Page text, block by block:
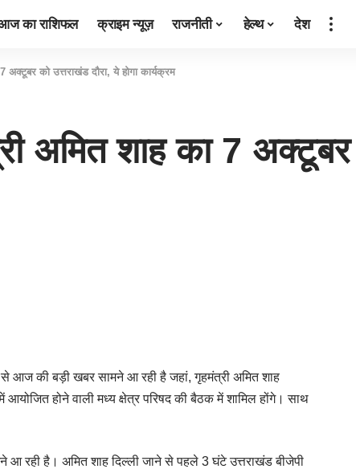
का राशिफल क्राइम न्यूज़ राजनीती हेल्थ देश
को उत्तराखंड दौरा, ये होगा कार्यक्रम
शाह का 7 अक्टूबर
से आज की बड़ी खबर सामने आ रही है जहां, गृहमंत्री अमित शाह
होने वाली मध्य क्षेत्र परिषद की बैठक में शामिल होंगे। साथ
रही है। अमित शाह दिल्ली जाने से पहले 3 घंटे उत्तराखंड बीजेपी